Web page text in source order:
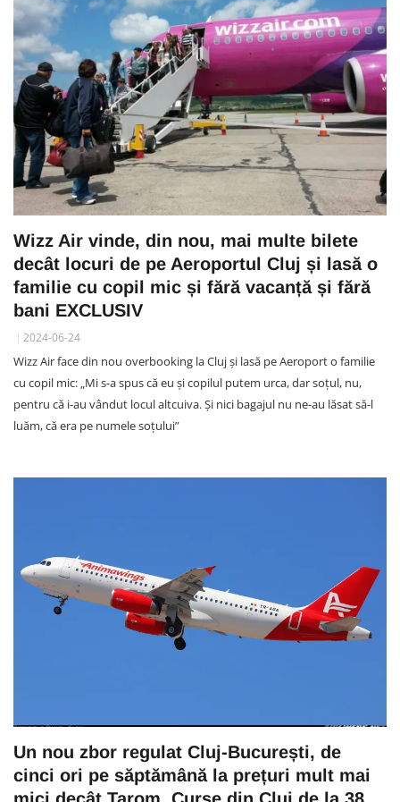
Wizz Air vinde, din nou, mai multe bilete
decât locuri de pe Aeroportul Cluj și lasă o
familie cu copil mic și fără vacanță și fără
bani EXCLUSIV
2024-06-24
Wizz Air face din nou overbooking la Cluj și lasă pe Aeroport o familie
cu copil mic: „Mi s-a spus că eu și copilul putem urca, dar soțul, nu,
pentru că i-au vândut locul altcuiva. Și nici bagajul nu ne-au lăsat să-l
luăm, că era pe numele soțului”
Un nou zbor regulat Cluj-București, de
cinci ori pe săptămână la prețuri mult mai
mici decât Tarom. Curse din Cluj de la 38